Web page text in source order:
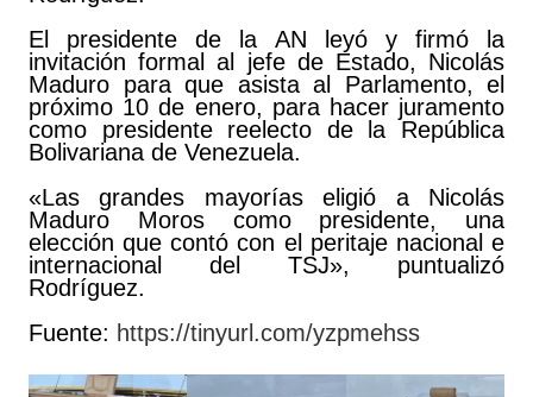
El presidente de la AN leyó y firmó la
invitación formal al jefe de Estado, Nicolás
Maduro para que asista al Parlamento, el
próximo 10 de enero, para hacer juramento
como presidente reelecto de la República
Bolivariana de Venezuela.
«Las grandes mayorías eligió a Nicolás
Maduro Moros como presidente, una
elección que contó con el peritaje nacional e
internacional del TSJ», puntualizó
Rodríguez.
Fuente: https://tinyurl.com/yzpmehss